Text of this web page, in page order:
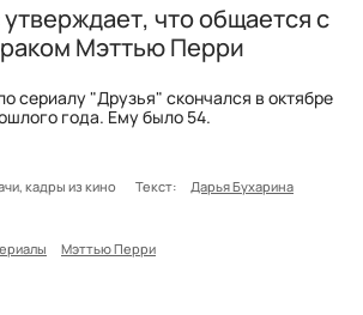
что общается с
Мэттью Перри
сериалу "Друзья" скончался в октябре
года. Ему было 54.
кадры из кино Текст:
Дарья Бухарина
Мэттью Перри